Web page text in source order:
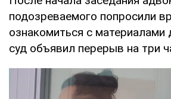
подозреваемого попросили
ознакомиться с материалами
суд объявил перерыв на три